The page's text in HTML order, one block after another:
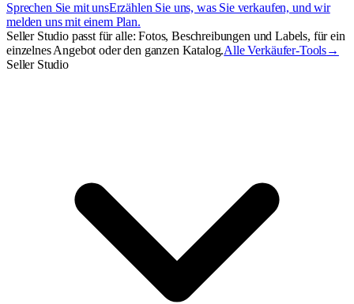
Sprechen Sie mit unsErzählen Sie uns, was Sie verkaufen, und wir
melden uns mit einem Plan.
Seller Studio passt für alle: Fotos, Beschreibungen und Labels, für ein
einzelnes Angebot oder den ganzen Katalog.Alle Verkäufer-Tools→
Seller Studio